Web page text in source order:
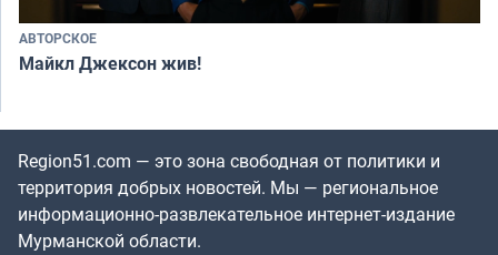
АВТОРСКОЕ
Майкл Джексон жив!
Region51.com — это зона свободная от политики и
территория добрых новостей. Мы — региональное
информационно-развлекательное интернет-издание
Мурманской области.